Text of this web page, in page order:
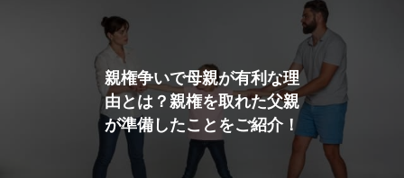
親権争いで母親が有利な理
由とは？親権を取れた父親
が準備したことをご紹介！